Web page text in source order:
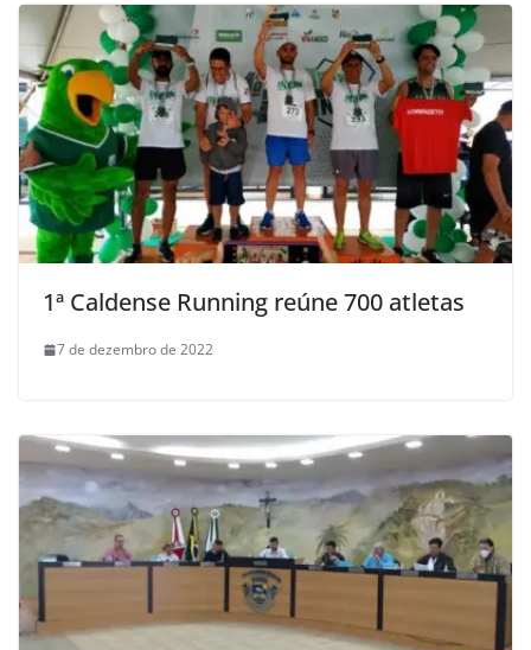
1ª Caldense Running reúne 700 atletas
7 de dezembro de 2022